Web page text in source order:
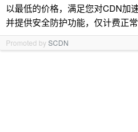
以最低的价格，满足您对CDN加
并提供安全防护功能，仅计费正
Promoted bySCDN